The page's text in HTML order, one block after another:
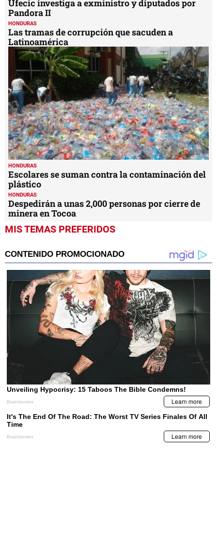
Ufecic investiga a exministro y diputados por
Pandora II
HONDURAS
Las tramas de corrupción que sacuden a
Latinoamérica
HONDURAS
Escolares se suman contra la contaminación del
plástico
HONDURAS
Despedirán a unas 2,000 personas por cierre de
minera en Tocoa
MIS TEMAS PREFERIDOS